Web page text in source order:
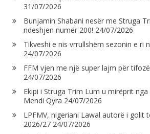
31/07/2026
Bunjamin Shabani nesër me Struga
ndeshjen numër 200! 24/07/2026
Tikveshi e nis vrrullshëm sezonin e ri
24/07/2026
FFM vjen me një super lajm për
24/07/2026
Ekipi i Struga Trim Lum u mirëprit
Mendi Qyra 24/07/2026
LPFMV, nigeriani Lawal autorë i golit
2026/27 24/07/2026